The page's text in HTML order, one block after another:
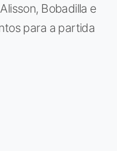
Bobadilla e
para a partida